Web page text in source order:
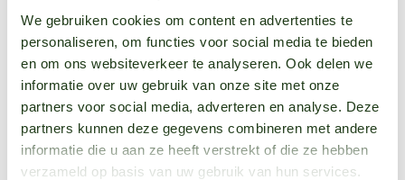
We gebruiken cookies om content en advertenties te
personaliseren, om functies voor social media te bieden
en om ons websiteverkeer te analyseren. Ook delen we
informatie over uw gebruik van onze site met onze
partners voor social media, adverteren en analyse. Deze
partners kunnen deze gegevens combineren met andere
informatie die u aan ze heeft verstrekt of die ze hebben
verzameld op basis van uw gebruik van hun services.